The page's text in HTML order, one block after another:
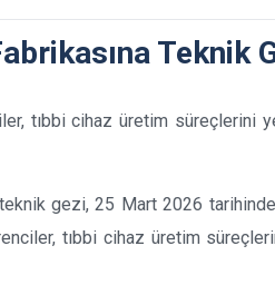
Teknik
tıbbi cihaz üretim süreçlerini
gezi, 25 Mart 2026
tıbbi cihaz üretim